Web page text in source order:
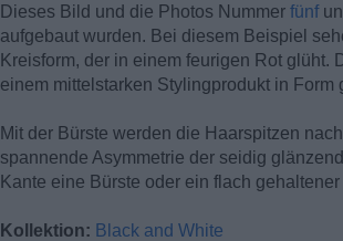
Dieses Bild und die Photos Nummer fünf
aufgebaut wurden. Bei diesem Beispiel
Kreisform, der in einem feurigen Rot glüht.
einem mittelstarken Stylingprodukt in Form
Mit der Bürste werden die Haarspitzen
spannende Asymmetrie der seidig
Kante eine Bürste oder ein flach
Kollektion: Black and White